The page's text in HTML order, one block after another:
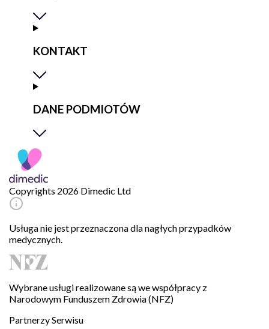
KONTAKT
DANE PODMIOTÓW
Copyrights 2026 Dimedic Ltd
Usługa nie jest przeznaczona dla nagłych przypadków
medycznych.
Wybrane usługi realizowane są we współpracy z
Narodowym Funduszem Zdrowia (NFZ)
Partnerzy Serwisu